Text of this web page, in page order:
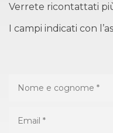
Verrete ricontattati
I campi indicati con